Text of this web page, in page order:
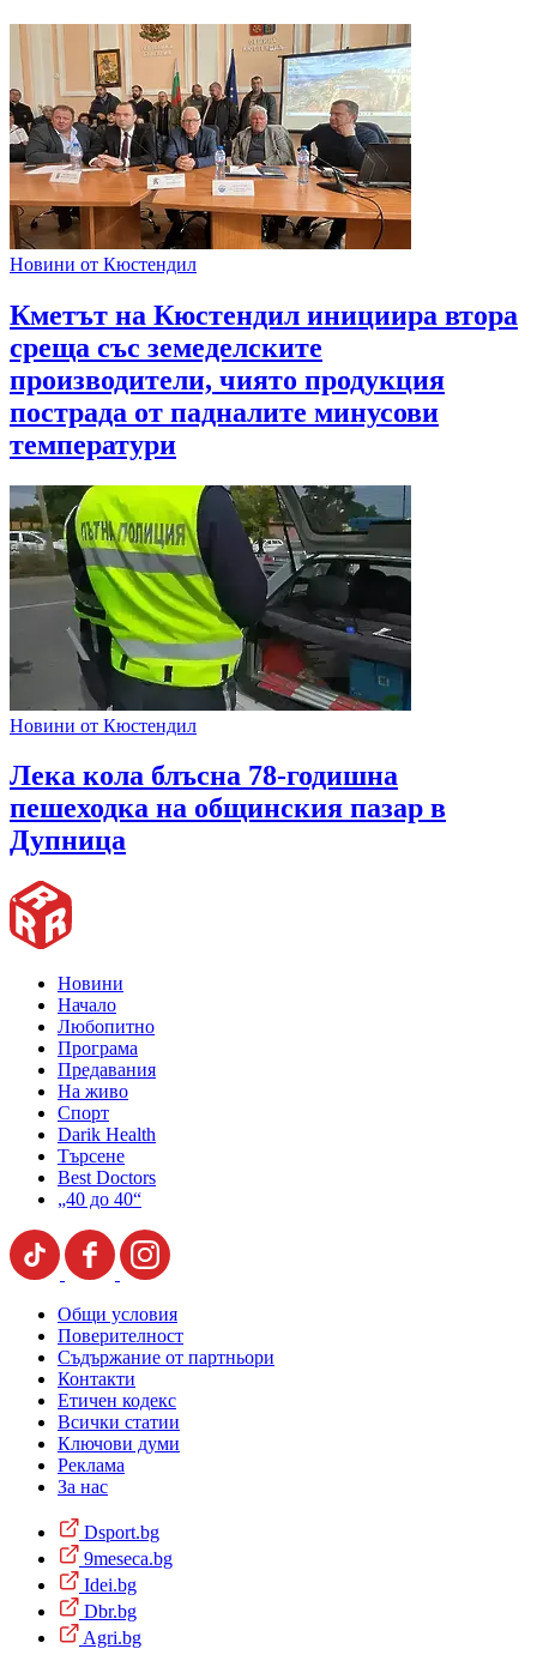
Новини от Кюстендил
Кметът на Кюстендил инициира втора
среща със земеделските
производители, чиято продукция
пострада от падналите минусови
температури
Новини от Кюстендил
Лека кола блъсна 78-годишна
пешеходка на общинския пазар в
Дупница
Новини
Начало
Любопитно
Програма
Предавания
На живо
Спорт
Darik Health
Търсене
Best Doctors
„40 до 40“
Общи условия
Поверителност
Съдържание от партньори
Контакти
Етичен кодекс
Всички статии
Ключови думи
Реклама
За нас
Dsport.bg
9meseca.bg
Idei.bg
Dbr.bg
Agri.bg